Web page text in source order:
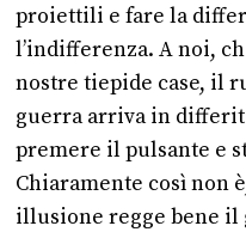
proiettili e fare la
l’indifferenza. A noi,
nostre tiepide case, il
guerra arriva in
premere il pulsante e
Chiaramente così non
illusione regge bene il